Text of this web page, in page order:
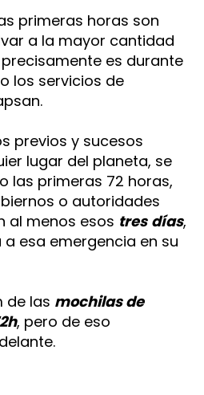
primeras horas son
a la mayor cantidad
es durante
los servicios de
previos y sucesos
lugar del planeta, se
las primeras 72 horas,
o autoridades
al menos esos tres días,
esa emergencia en su
de las mochilas de
, pero de eso